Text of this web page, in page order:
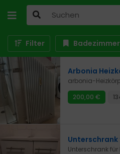
Filter Badezimmer
Arbonia
200,00 €